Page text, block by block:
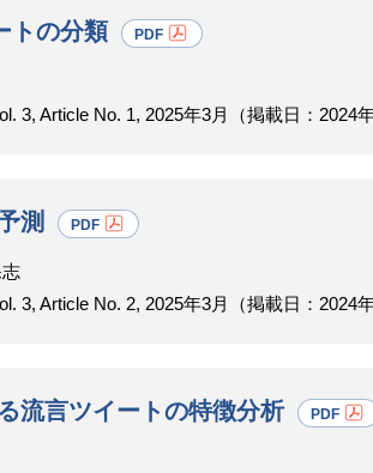
トの分類
3, Article No. 1, 2025年3月（掲載日：2024年
測
3, Article No. 2, 2025年3月（掲載日：2024年
流言ツイートの特徴分析